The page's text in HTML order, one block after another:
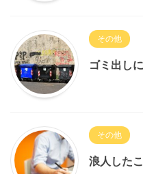
その他
ゴミ出し
その他
浪人した